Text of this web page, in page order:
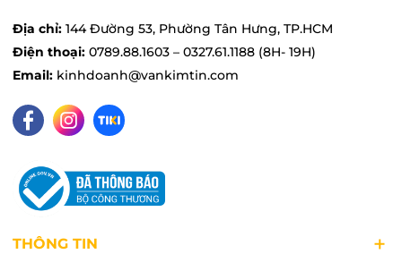
Địa chỉ: 144 Đường 53, Phường Tân Hưng, TP.HCM
Điện thoại: 0789.88.1603 – 0327.61.1188 (8H- 19H)
Email: kinhdoanh@vankimtin.com
THÔNG TIN